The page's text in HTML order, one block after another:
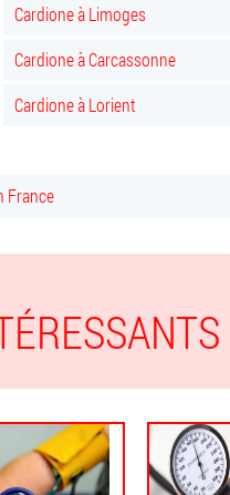
Cardione à Limoges
Cardione à Carcassonne
Cardione à Lorient
France